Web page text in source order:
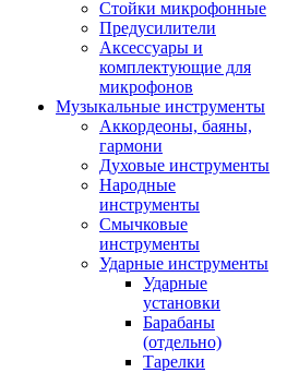
Стойки микрофонные
Предусилители
Аксессуары и
комплектующие для
микрофонов
Музыкальные инструменты
Аккордеоны, баяны,
гармони
Духовые инструменты
Народные
инструменты
Смычковые
инструменты
Ударные инструменты
Ударные
установки
Барабаны
(отдельно)
Тарелки